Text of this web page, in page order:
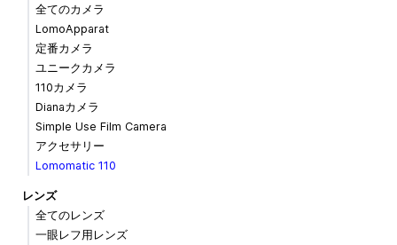
全てのカメラ
LomoApparat
定番カメラ
ユニークカメラ
110カメラ
Dianaカメラ
Simple Use Film Camera
アクセサリー
Lomomatic 110
レンズ
全てのレンズ
一眼レフ用レンズ